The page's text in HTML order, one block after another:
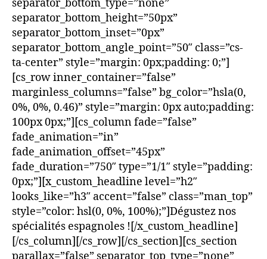
separator_bottom_type=”none”
separator_bottom_height=”50px”
separator_bottom_inset=”0px”
separator_bottom_angle_point=”50″ class=”cs-
ta-center” style=”margin: 0px;padding: 0;”]
[cs_row inner_container=”false”
marginless_columns=”false” bg_color=”hsla(0,
0%, 0%, 0.46)” style=”margin: 0px auto;padding:
100px 0px;”][cs_column fade=”false”
fade_animation=”in”
fade_animation_offset=”45px”
fade_duration=”750″ type=”1/1″ style=”padding:
0px;”][x_custom_headline level=”h2″
looks_like=”h3″ accent=”false” class=”man_top”
style=”color: hsl(0, 0%, 100%);”]Dégustez nos
spécialités espagnoles ![/x_custom_headline]
[/cs_column][/cs_row][/cs_section][cs_section